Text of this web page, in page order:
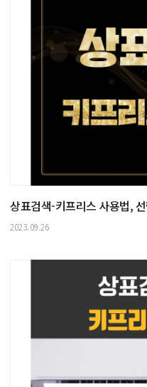
상표검색-키프리스 사용법,
2023.09.26